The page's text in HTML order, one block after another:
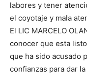
labores y tener
el coyotaje y mala
El LIC MARCELO
conocer que esta
que ha sido acusado
confianzas para dar